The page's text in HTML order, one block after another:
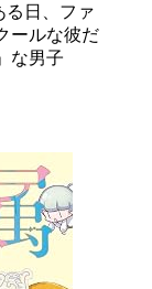
日、ファ
ールな彼だ
な男子